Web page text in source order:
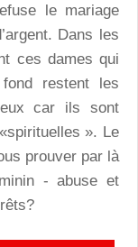
le mariage
Dans les
ces dames qui
restent les
car ils sont
». Le
prouver par là
- abuse et